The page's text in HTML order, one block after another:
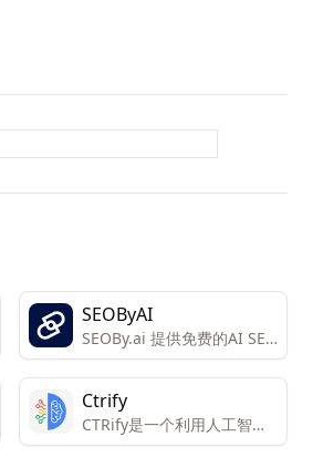
SEOByAI
SEOBy.ai 提供免费的AI SEO
工具，帮助用户提高在
Google上的排名，获取更多
流量，增加收入。。
Ctrify
CTRify是一个利用人工智能
技术，帮助用户提升网站在